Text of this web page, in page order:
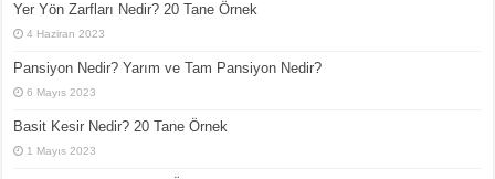
Yer Yön Zarfları Nedir? 20 Tane Örnek
4 Haziran 2023
Pansiyon Nedir? Yarım ve Tam Pansiyon Nedir?
6 Mayıs 2023
Basit Kesir Nedir? 20 Tane Örnek
1 Mayıs 2023